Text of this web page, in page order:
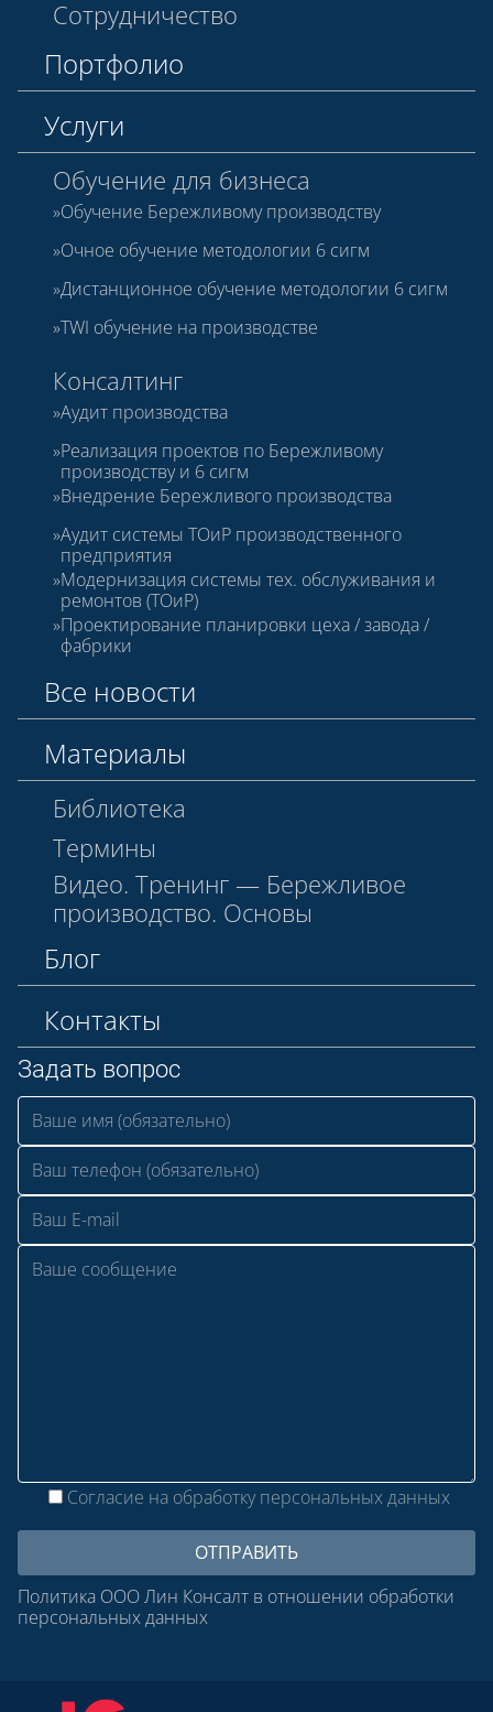
Сотрудничество
Портфолио
Услуги
Обучение для бизнеса
Обучение Бережливому производству
Очное обучение методологии 6 сигм
Дистанционное обучение методологии 6 сигм
TWI обучение на производстве
Консалтинг
Аудит производства
Реализация проектов по Бережливому
производству и 6 сигм
Внедрение Бережливого производства
Аудит системы ТОиР производственного
предприятия
Модернизация системы тех. обслуживания и
ремонтов (ТОиР)
Проектирование планировки цеха / завода /
фабрики
Все новости
Материалы
Библиотека
Термины
Видео. Тренинг — Бережливое
производство. Основы
Блог
Контакты
Задать вопрос
Согласие на обработку персональных данных
Политика ООО Лин Консалт в отношении обработки
персональных данных